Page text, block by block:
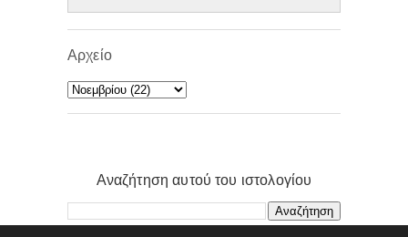
Αρχείο
Αναζήτηση αυτού του ιστολογίου